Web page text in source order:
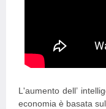
L'aumento dell’
economia è basata